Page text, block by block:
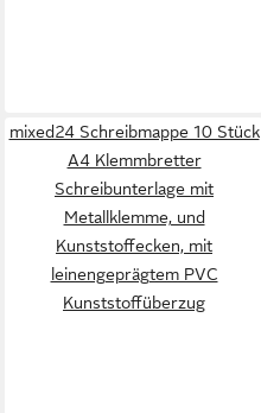
mixed24 Schreibmappe 10 Stück
A4 Klemmbretter
Schreibunterlage mit
Metallklemme, und
Kunststoffecken, mit
leinengeprägtem PVC
Kunststoffüberzug